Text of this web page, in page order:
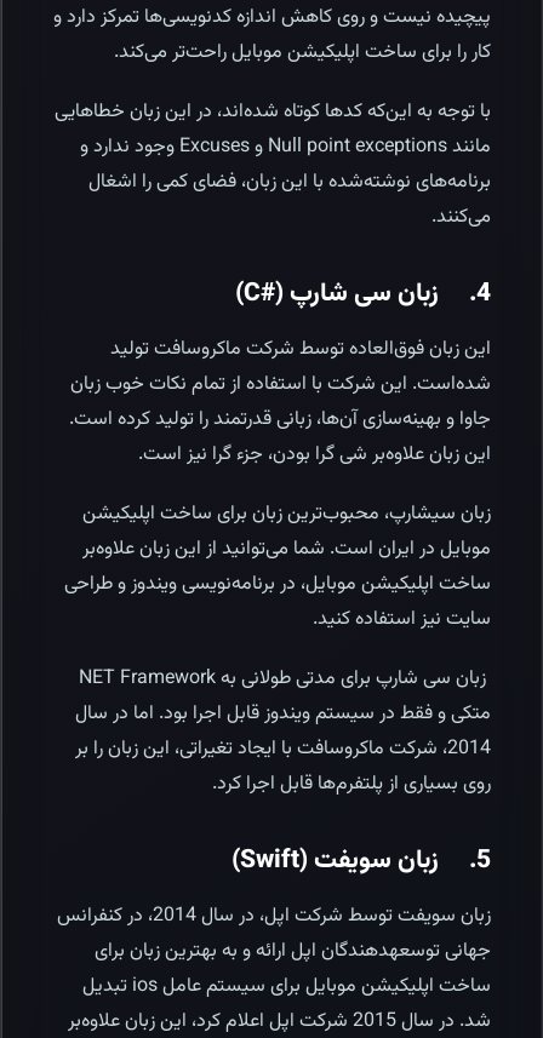
پیچیده نیست و روی کاهش اندازه کدنویسی‌ها تمرکز دارد و
کار را برای ساخت اپلیکیشن موبایل راحت‌تر می‌کند.
با توجه به ‌این‌که کدها کوتاه شده‌اند، در این زبان خطاهایی
مانند Null point exceptions و Excuses وجود ندارد و
برنامه‌های نوشته‌شده با این زبان، فضای کمی را اشغال
می‌کنند.
4. زبان سی شارپ (#C)
این زبان فوق‌العاده توسط شرکت ماکروسافت تولید
شده‌است. این شرکت با استفاده از تمام نکات خوب زبان
جاوا و بهینه‌سازی آن‌ها، زبانی قدرتمند را تولید کرده است.
این زبان علاوه‌بر شی گرا بودن، جزء گرا نیز است.
زبان سی­شارپ، محبوب‌ترین زبان برای ساخت اپلیکیشن
موبایل در ایران است. شما می‌توانید از این زبان علاوه‌بر
ساخت اپلیکیشن موبایل، در برنامه‌نویسی ویندوز و طراحی
سایت نیز استفاده کنید.
زبان سی شارپ برای مدتی طولانی به NET Framework
متکی و فقط در سیستم ویندوز قابل اجرا بود. اما در سال
2014، شرکت ماکروسافت با ایجاد تغیراتی، این زبان را بر
روی بسیاری از پلتفرم‌ها قابل اجرا کرد.
5. زبان سویفت (Swift)
زبان سویفت توسط شرکت اپل، در سال 2014، در کنفرانس
جهانی توسعه­دهندگان اپل ارائه و به بهترین زبان برای
ساخت اپلیکیشن موبایل برای سیستم عامل ios تبدیل
شد. در سال 2015 شرکت اپل اعلام کرد، این زبان علاوه‌بر